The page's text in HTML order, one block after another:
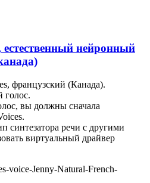
нейронный
французский (Канада).
голос.
вы должны сначала
синтезатора речи с другими
виртуальный драйвер
voice-Jenny-Natural-French-